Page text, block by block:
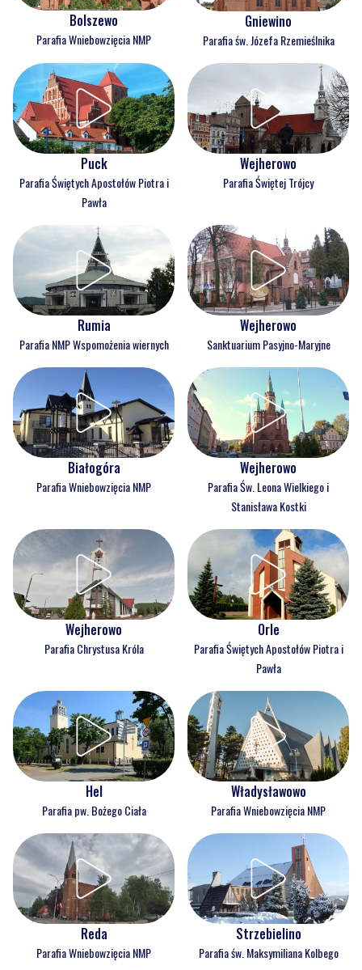
Bolszewo
Parafia Wniebowzięcia NMP
Gniewino
Parafia św. Józefa Rzemieślnika
Puck
Parafia Świętych Apostołów Piotra i
Pawła
Wejherowo
Parafia Świętej Trójcy
Rumia
Parafia NMP Wspomożenia wiernych
Wejherowo
Sanktuarium Pasyjno-Maryjne
Białogóra
Parafia Wniebowzięcia NMP
Wejherowo
Parafia Św. Leona Wielkiego i
Stanisława Kostki
Wejherowo
Parafia Chrystusa Króla
Orle
Parafia Świętych Apostołów Piotra i
Pawła
Hel
Parafia pw. Bożego Ciała
Władysławowo
Parafia Wniebowzięcia NMP
Reda
Parafia Wniebowzięcia NMP
Strzebielino
Parafia św. Maksymiliana Kolbego